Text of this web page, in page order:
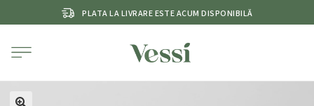
PLATA LA LIVRARE ESTE ACUM DISPONIBILĂ